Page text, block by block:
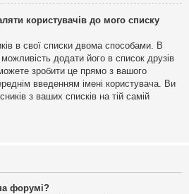
користувачів до мого списку
в свої списки двома способами. В
додати його в список друзів
зробити це прямо з вашого
введенням імені користувача. Ви
з ваших списків на тій самій
форумі?